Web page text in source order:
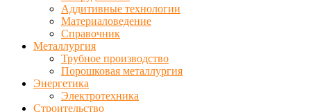
Аддитивные технологии
Материаловедение
Справочник
Металлургия
Трубное производство
Порошковая металлургия
Энергетика
Электротехника
Строительство